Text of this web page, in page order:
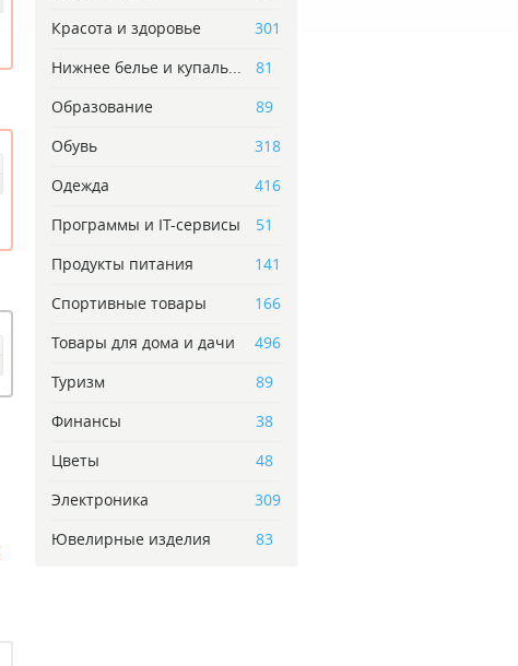
Красота и здоровье
301
Нижнее белье и купаль...
81
Образование
89
Обувь
318
Одежда
416
Программы и IT-сервисы
51
Продукты питания
141
Спортивные товары
166
Товары для дома и дачи
496
Туризм
89
Финансы
38
Цветы
48
Электроника
309
Ювелирные изделия
83